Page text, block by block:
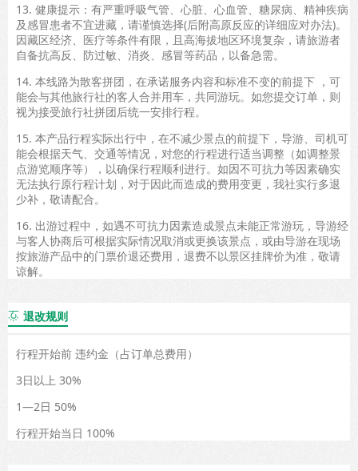
13. 健康提示：有严重呼吸气管、心脏、心血管、糖尿病、精神疾病
及感冒患者不宜进藏，请谨慎选择(后附高原反应的详细应对办法)。
因藏区经济、医疗等条件有限，且高海拔地区环境复杂，请旅游者
自备抗高反、防过敏、消炎、感冒等药品，以备急需。
14. 本线路为散客拼团，在承诺服务内容和标准不变的前提下 ，可
能会与其他旅行社的客人合并用车，共同游玩。如您提交订单，则
视为接受旅行社拼团后统一安排行程。
15. 本产品行程实际出行中，在不减少景点的前提下，导游、司机可
能会根据天气、交通等情况，对您的行程进行适当调整（如调整景
点游览顺序等），以确保行程顺利进行。如因不可抗力等因素确实
无法执行原行程计划，对于因此而造成的费用变更，我社实行多退
少补，敬请配合。
16. 出游过程中，如遇不可抗力因素造成景点未能正常游玩，导游经
与客人协商后可根据实际情况取消或更换该景点，或由导游在现场
按旅游产品中的门票价退还费用，退费不以景区挂牌价为准，敬请
谅解。
 退改规则
行程开始前 违约金（占订单总费用）
3日以上 30%
1—2日 50%
行程开始当日 100%